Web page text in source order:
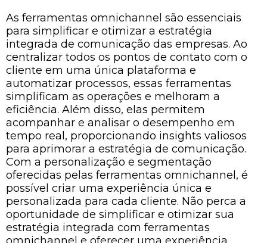
As ferramentas omnichannel são essenciais
para simplificar e otimizar a estratégia
integrada de comunicação das empresas. Ao
centralizar todos os pontos de contato com o
cliente em uma única plataforma e
automatizar processos, essas ferramentas
simplificam as operações e melhoram a
eficiência. Além disso, elas permitem
acompanhar e analisar o desempenho em
tempo real, proporcionando insights valiosos
para aprimorar a estratégia de comunicação.
Com a personalização e segmentação
oferecidas pelas ferramentas omnichannel, é
possível criar uma experiência única e
personalizada para cada cliente. Não perca a
oportunidade de simplificar e otimizar sua
estratégia integrada com ferramentas
omnichannel e oferecer uma experiência